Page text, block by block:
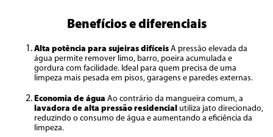
Benefícios e diferenciais
Alta potência para sujeiras difíceis A pressão elevada da
água permite remover limo, barro, poeira acumulada e
gordura com facilidade. Ideal para quem precisa de uma
limpeza mais pesada em pisos, garagens e paredes externas.
Economia de água Ao contrário da mangueira comum, a
lavadora de alta pressão residencial utiliza jato direcionado,
reduzindo o consumo de água e aumentando a eficiência da
limpeza.